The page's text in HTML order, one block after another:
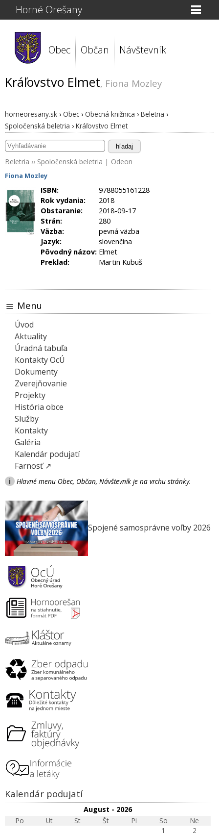
Horné Orešany
Obec Občan Návštevník
Kráľovstvo Elmet, Fiona Mozley
horneoresany.sk › Obec › Obecná knižnica › Beletria ›
Spoločenská beletria › Kráľovstvo Elmet
hľadaj
Beletria ›› Spoločenská beletria | Odeon
Fiona Mozley
ISBN:
9788055161228
Rok vydania:
2018
Obstaranie:
2018-09-17
Strán:
280
Väzba:
pevná väzba
Jazyk:
slovenčina
Pôvodný názov: Elmet
Preklad:
Martin Kubuš
Menu
Úvod
Aktuality
Úradná tabuľa
Kontakty OcÚ
Dokumenty
Zverejňovanie
Projekty
História obce
Služby
Kontakty
Galéria
Kalendár podujatí
Farnosť ↗
i Hlavné menu Obec, Občan, Návštevník je na vrchu stránky.
Spojené samosprávne voľby 2026
Kalendár podujatí
August - 2026
Po
Ut St Št Pi So
Ne
1
2